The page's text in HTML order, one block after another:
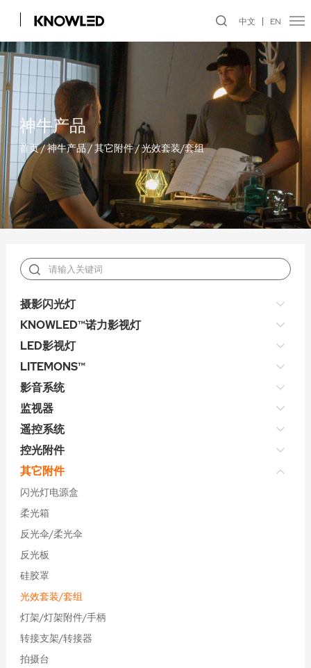
中文 EN
神牛产品
首页/神牛产品/其它附件/光效套装/套组
摄影闪光灯
KNOWLED™诺力影视灯
LED影视灯
LITEMONS™
影音系统
监视器
遥控系统
控光附件
其它附件
闪光灯电源盒
柔光箱
反光伞/柔光伞
反光板
硅胶罩
光效套装/套组
灯架/灯架附件/手柄
转接支架/转接器
拍摄台